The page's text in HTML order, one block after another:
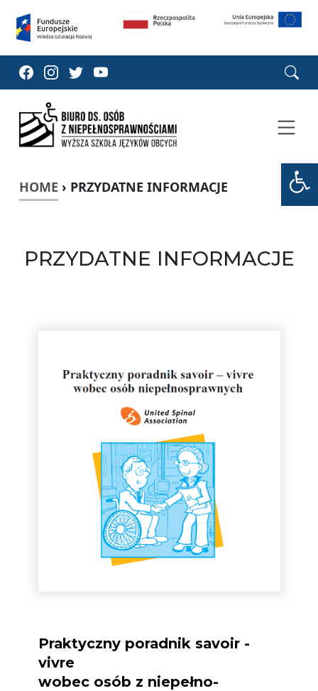
Open
HOME › PRZYDATNE INFORMACJE
PRZYDATNE INFORMACJE
Praktyczny poradnik savoir -
vivre
wobec osób z niepełno­